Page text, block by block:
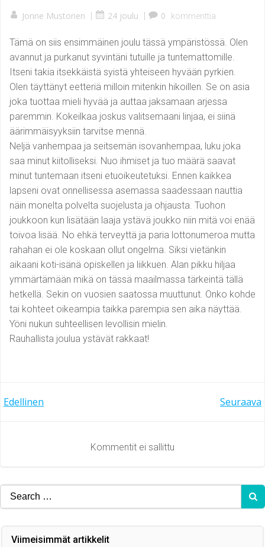
Jonne Mustonen | 24 joulu | 0 kommenttia
Tämä on siis ensimmäinen joulu tässä ympäristössä. Olen
avannut ja purkanut syvintäni tutuille ja tuntemattomille.
Itseni takia itsekkäistä syistä yhteiseen hyvään pyrkien.
Olen täyttänyt eetteriä milloin mitenkin hikoillen. Se on asia
joka tuottaa mieli hyvää ja auttaa jaksamaan arjessa
paremmin. Kokeilkaa joskus valitsemaani linjaa, ei siinä
äärimmäisyyksiin tarvitse mennä.
Neljä vanhempaa ja seitsemän isovanhempaa, luku joka
saa minut kiitolliseksi. Nuo ihmiset ja tuo määrä saavat
minut tuntemaan itseni etuoikeutetuksi. Ennen kaikkea
lapseni ovat onnellisessa asemassa saadessaan nauttia
näin monelta polvelta suojelusta ja ohjausta. Tuohon
joukkoon kun lisätään laaja ystävä joukko niin mitä voi enää
toivoa lisää. No ehkä terveyttä ja paria lottonumeroa mutta
rahahan ei ole koskaan ollut ongelma. Siksi vietänkin
aikaani koti-isänä opiskellen ja liikkuen. Alan pikku hiljaa
ymmärtämään mikä on tässä maailmassa tärkeintä tällä
hetkellä. Sekin on vuosien saatossa muuttunut. Onko kohde
tai kohteet oikeampia taikka parempia sen aika näyttää.
Yöni nukun suhteellisen levollisin mielin.
Rauhallista joulua ystävät rakkaat!
Artikkelien
Edellinen
Artikkelien
selaus
Seuraava
Kommentit ei sallittu
Search
for:
Viimeisimmät artikkelit